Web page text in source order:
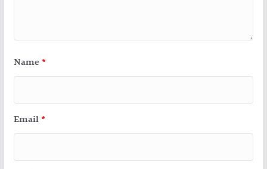
Name *
Email *